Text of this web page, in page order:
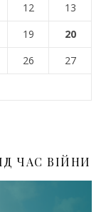
12
13
19
20
26
27
ЧАС ВІЙНИ